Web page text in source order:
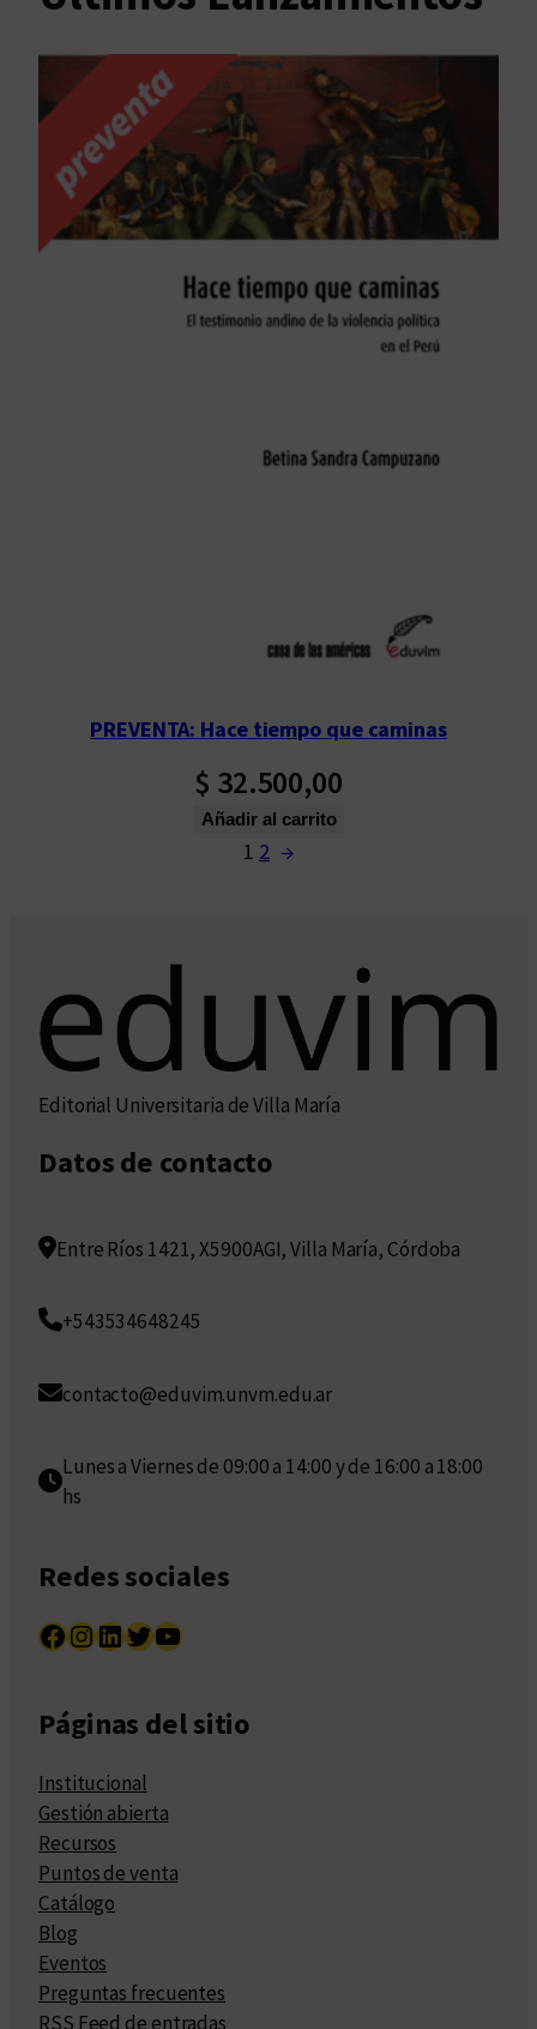
PREVENTA: Hace tiempo que caminas
$ 32.500,00
Añadir al carrito
1 2 →
Editorial Universitaria de Villa María
Datos de contacto
Entre Ríos 1421, X5900AGI, Villa María, Córdoba
+543534648245
contacto@eduvim.unvm.edu.ar
Lunes a Viernes de 09:00 a 14:00 y de 16:00 a 18:00
hs
Redes sociales
Facebook InstagramLinkedIn Twitter YouTube
Páginas del sitio
Institucional
Gestión abierta
Recursos
Puntos de venta
Catálogo
Blog
Eventos
Preguntas frecuentes
RSS Feed de entradas